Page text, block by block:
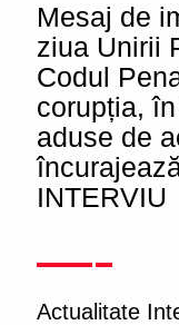
Mesaj de
ziua Unirii
Codul
corupția,
aduse de
INTERVIU
Actualitate